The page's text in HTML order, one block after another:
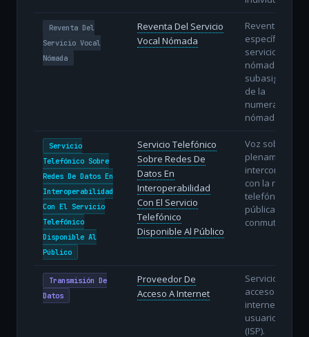
Reventa Del
Servicio Vocal
Nómada
Reventa Del Servicio
Vocal Nómada
Reventa
específica del
servicio vocal
nómada con
subasignación
de la
numeración
nómada.
Servicio
Telefónico Sobre
Redes De Datos En
Interoperabilidad
Con El Servicio
Telefónico
Disponible Al
Público
Servicio Telefónico
Sobre Redes De
Datos En
Interoperabilidad
Con El Servicio
Telefónico
Disponible Al Público
Voz sobre IP
plenamente
interconectada
con la red
telefónica
pública
conmutada.
Transmisión De
Datos
Proveedor De
Acceso A Internet
Servicio de
acceso a
internet a
usuarios
(ISP).